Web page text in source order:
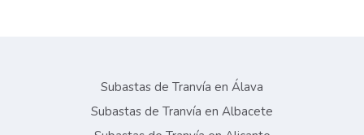
Subastas de Tranvía en Álava
Subastas de Tranvía en Albacete